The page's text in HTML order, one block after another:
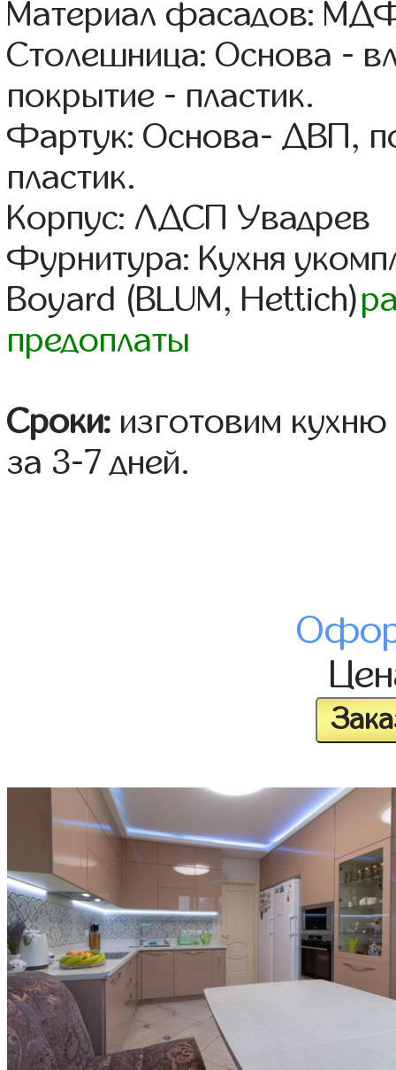
Материал фасадов:
Столешница: Основа -
покрытие - пластик.
Фартук: Основа- ДВП,
пластик.
Корпус: ЛДСП Увадрев
Фурнитура: Кухня
Boyard (BLUM, Hettich)
предоплаты
Сроки: изготовим
за 3-7 дней.